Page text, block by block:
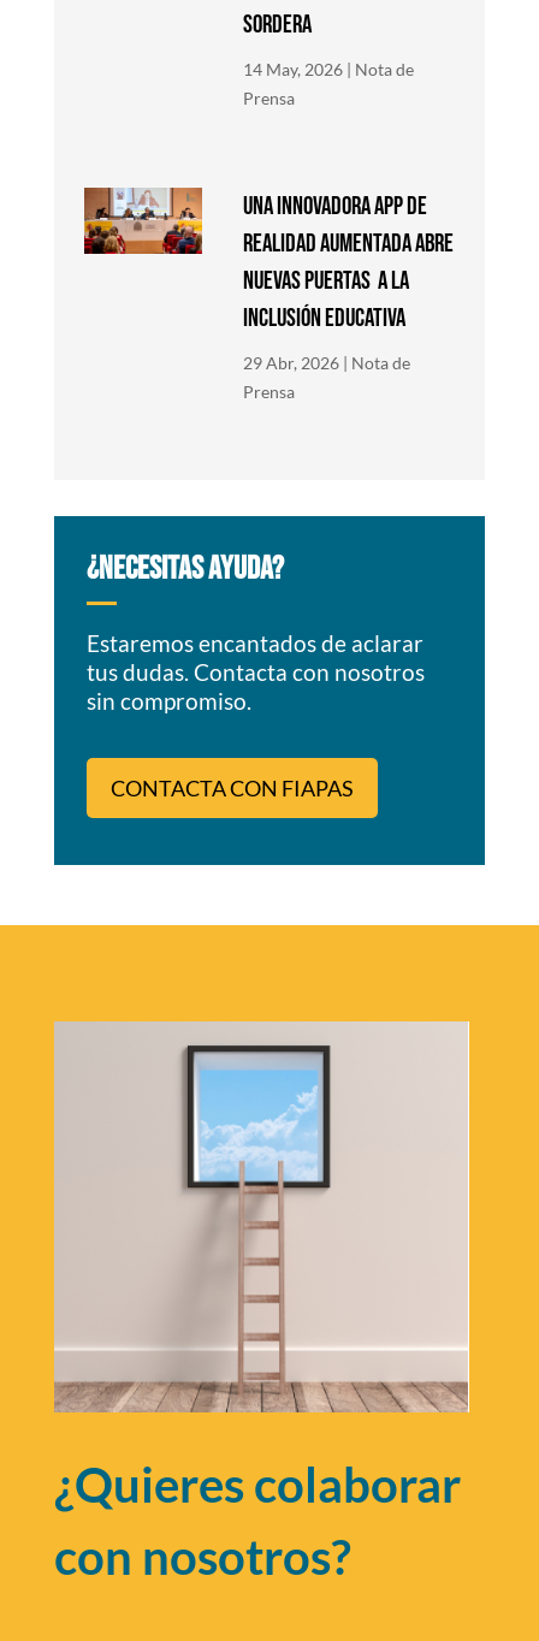
SORDERA
14 May, 2026 | Nota de
Prensa
Una innovadora app de
Realidad Aumentada abre
nuevas puertas a la
inclusión educativa
29 Abr, 2026 | Nota de
Prensa
¿NECESITAS AYUDA?
Estaremos encantados de aclarar
tus dudas. Contacta con nosotros
sin compromiso.
CONTACTA CON FIAPAS
¿Quieres colaborar
con nosotros?